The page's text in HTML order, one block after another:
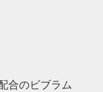
合のビブラム